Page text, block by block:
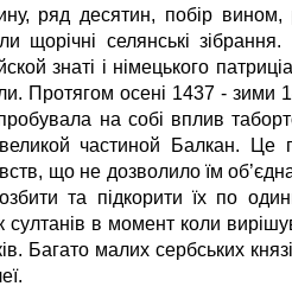
ряд десятин, побір вином,
щорічні селянські
знаті і німецького
Протягом осені 1437 - зими
на собі вплив
частиной Балкан. Це
що не дозволило їм
та підкорити їх по
султанів в момент коли
Багато малих сербських